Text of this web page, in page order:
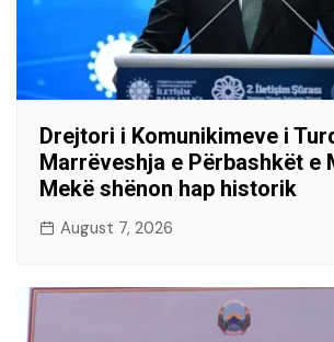
Drejtori i Komunikimeve i
Marrëveshja e Përbashkët e
Mekë shënon hap historik
August 7, 2026